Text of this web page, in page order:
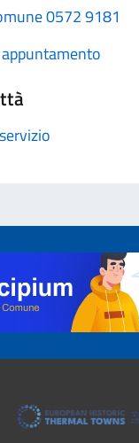
0572 9181